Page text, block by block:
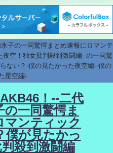
子の一同驚愕まとめ速報にロマンテ
夜空！独女批判殺到激闘編--の一同驚
ない？-僕の見たかった夜空編--僕の
星空編-
！--二代
の一同驚愕ま
マンティック
僕が見たかっ
殺到激闘編